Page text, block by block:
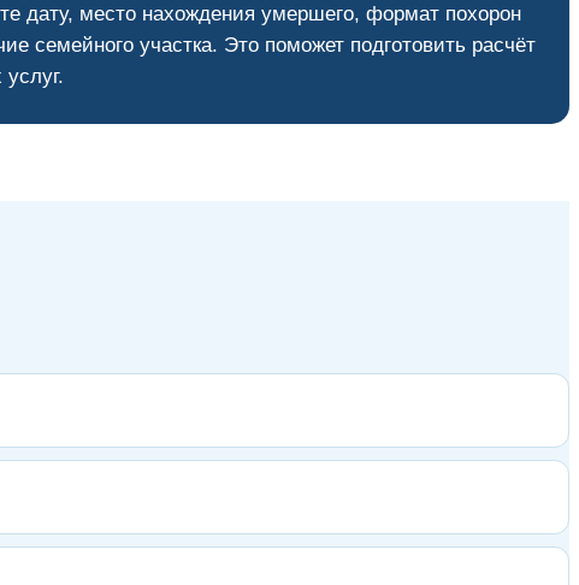
дату, место нахождения умершего, формат похорон
семейного участка. Это поможет подготовить расчёт